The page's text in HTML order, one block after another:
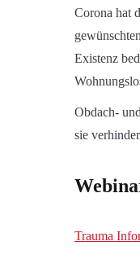
Corona hat
Existenz
Obdach-
sie
Trauma